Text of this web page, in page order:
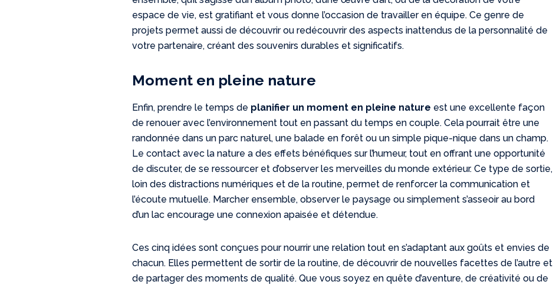
espace de vie, est gratifiant et vous donne l’occasion de travailler en équipe. Ce genre de
projets permet aussi de découvrir ou redécouvrir des aspects inattendus de la personnalité de
votre partenaire, créant des souvenirs durables et significatifs.
Moment en pleine nature
Enfin, prendre le temps de planifier un moment en pleine nature est une excellente façon
de renouer avec l’environnement tout en passant du temps en couple. Cela pourrait être une
randonnée dans un parc naturel, une balade en forêt ou un simple pique-nique dans un champ.
Le contact avec la nature a des effets bénéfiques sur l’humeur, tout en offrant une opportunité
de discuter, de se ressourcer et d’observer les merveilles du monde extérieur. Ce type de sortie,
loin des distractions numériques et de la routine, permet de renforcer la communication et
l’écoute mutuelle. Marcher ensemble, observer le paysage ou simplement s’asseoir au bord
d’un lac encourage une connexion apaisée et détendue.
Ces cinq idées sont conçues pour nourrir une relation tout en s’adaptant aux goûts et envies de
chacun. Elles permettent de sortir de la routine, de découvrir de nouvelles facettes de l’autre et
de partager des moments de qualité. Que vous soyez en quête d’aventure, de créativité ou de